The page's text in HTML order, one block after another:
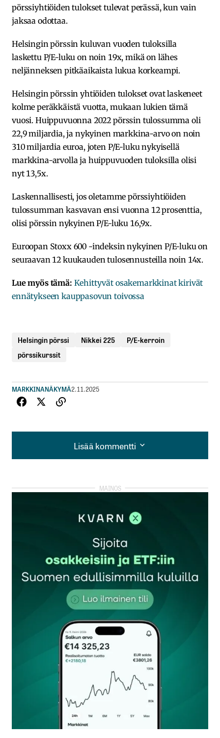
pörssiyhtiöiden tulokset tulevat perässä, kun vain
jaksaa odottaa.
Helsingin pörssin kuluvan vuoden tuloksilla
laskettu P/E-luku on noin 19x, mikä on lähes
neljänneksen pitkäaikaista lukua korkeampi.
Helsingin pörssin yhtiöiden tulokset ovat laskeneet
kolme peräkkäistä vuotta, mukaan lukien tämä
vuosi. Huippuvuonna 2022 pörssin tulossumma oli
22,9 miljardia, ja nykyinen markkina-arvo on noin
310 miljardia euroa, joten P/E-luku nykyisellä
markkina-arvolla ja huippuvuoden tuloksilla olisi
nyt 13,5x.
Laskennallisesti, jos oletamme pörssiyhtiöiden
tulossumman kasvavan ensi vuonna 12 prosenttia,
olisi pörssin nykyinen P/E-luku 16,9x.
Euroopan Stoxx 600 -indeksin nykyinen P/E-luku on
seuraavan 12 kuukauden tulosennusteilla noin 14x.
Lue myös tämä: Kehittyvät osakemarkkinat kirivät
ennätykseen kauppasovun toivossa
Helsingin pörssi Nikkei 225
P/E-kerroin
pörssikurssit
MARKKINANÄKYMÄ2.11.2025
Lisää kommentti
Lisää kommentti
kirjautua
rekisteröityä
Sähköpostiosoitettasi ei julkaista.Pakolliset
kentät on merkitty*
Kommentti*
Nimesi tai nimimerkkisi
Sähköpostiosoitteesi